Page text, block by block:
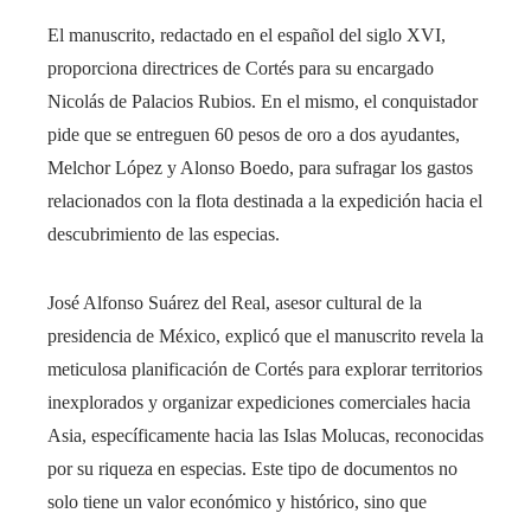
El manuscrito, redactado en el español del siglo XVI,
proporciona directrices de Cortés para su encargado
Nicolás de Palacios Rubios. En el mismo, el conquistador
pide que se entreguen 60 pesos de oro a dos ayudantes,
Melchor López y Alonso Boedo, para sufragar los gastos
relacionados con la flota destinada a la expedición hacia el
descubrimiento de las especias.
José Alfonso Suárez del Real, asesor cultural de la
presidencia de México, explicó que el manuscrito revela la
meticulosa planificación de Cortés para explorar territorios
inexplorados y organizar expediciones comerciales hacia
Asia, específicamente hacia las Islas Molucas, reconocidas
por su riqueza en especias. Este tipo de documentos no
solo tiene un valor económico y histórico, sino que